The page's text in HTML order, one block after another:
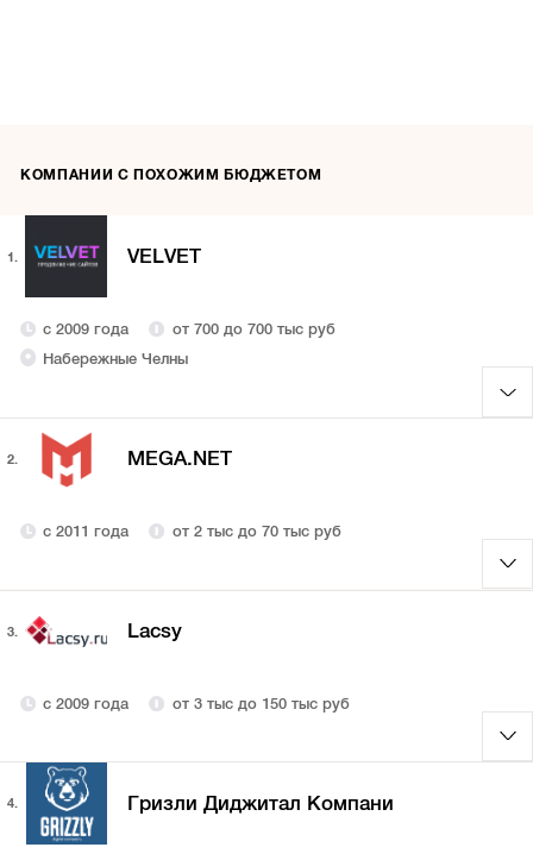
КОМПАНИИ С ПОХОЖИМ БЮДЖЕТОМ
1. VELVET
с 2009 года
от 700 до 700 тыс руб
Набережные Челны
2. MEGA.NET
с 2011 года от 2 тыс до 70 тыс руб
3. Lacsy
с 2009 года от 3 тыс до 150 тыс руб
4. Гризли Диджитал Компани